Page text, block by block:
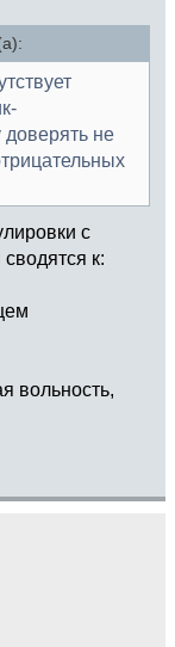
доверять не
с
к:
вольность,